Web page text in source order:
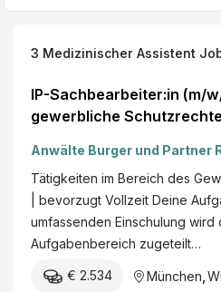
3 Medizinischer Assistent
IP-Sachbearbeiter:in (m/
gewerbliche Schutzrechte
Anwälte Burger und Partner
Tätigkeiten im Bereich des
| bevorzugt Vollzeit Deine
umfassenden Einschulung
Aufgabenbereich zugeteilt…
€ 2.534 München